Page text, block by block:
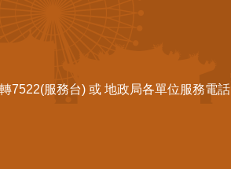
7522(服務台) 或 地政局各單位服務電話